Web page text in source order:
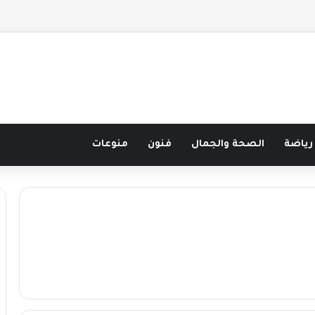
رياضة الصحة والجمال فنون منوعات